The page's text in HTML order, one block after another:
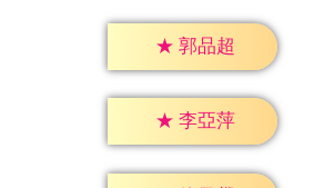
★ 郭品超
★ 李亞萍